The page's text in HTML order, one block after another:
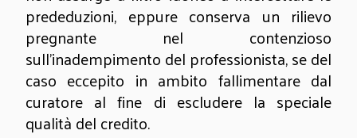
prededuzioni, eppure conserva un rilievo
pregnante nel contenzioso
sull’inadempimento del professionista, se del
caso eccepito in ambito fallimentare dal
curatore al fine di escludere la speciale
qualità del credito.